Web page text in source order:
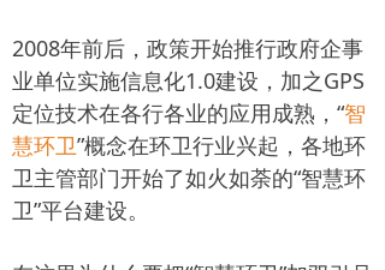
2008年前后，政策开始推行政府企事
业单位实施信息化1.0建设，加之GPS
定位技术在各行各业的应用成熟，“智
慧环卫”概念在环卫行业兴起，各地环
卫主管部门开始了如火如荼的“智慧环
卫”平台建设。